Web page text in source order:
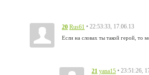
20 Rus61 • 22:53:33, 17.06.13
Если на словах ты такой герой, то
21 yana15 • 23:51:26,